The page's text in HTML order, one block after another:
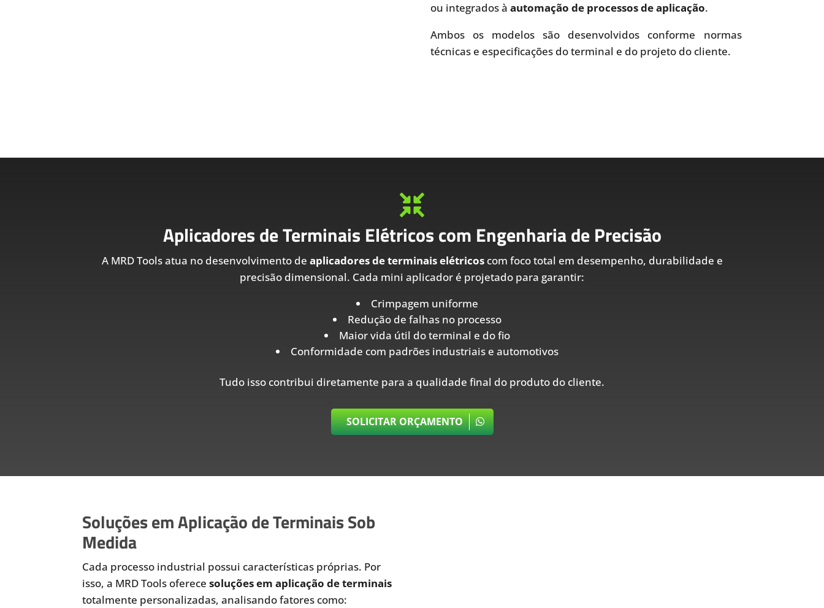
ou integrados à automação de processos de aplicação.
Ambos os modelos são desenvolvidos conforme normas
técnicas e especificações do terminal e do projeto do cliente.

Aplicadores de Terminais Elétricos com Engenharia de Precisão
A MRD Tools atua no desenvolvimento de aplicadores de terminais elétricoscom foco total em desempenho, durabilidade e
precisão dimensional. Cada mini aplicador é projetado para garantir:
Crimpagem uniforme
Redução de falhas no processo
Maior vida útil do terminal e do fio
Conformidade com padrões industriais e automotivos
Tudo isso contribui diretamente para a qualidade final do produto do cliente.
SOLICITAR ORÇAMENTO
Soluções em Aplicação de Terminais Sob
Medida
Cada processo industrial possui características próprias. Por
isso, a MRD Tools oferecesoluções em aplicação de terminais
totalmente personalizadas, analisando fatores como: